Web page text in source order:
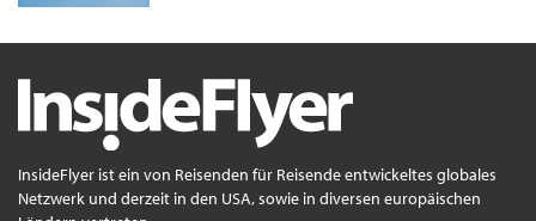
InsideFlyer ist ein von Reisenden für Reisende entwickeltes globales
Netzwerk und derzeit in den USA, sowie in diversen europäischen